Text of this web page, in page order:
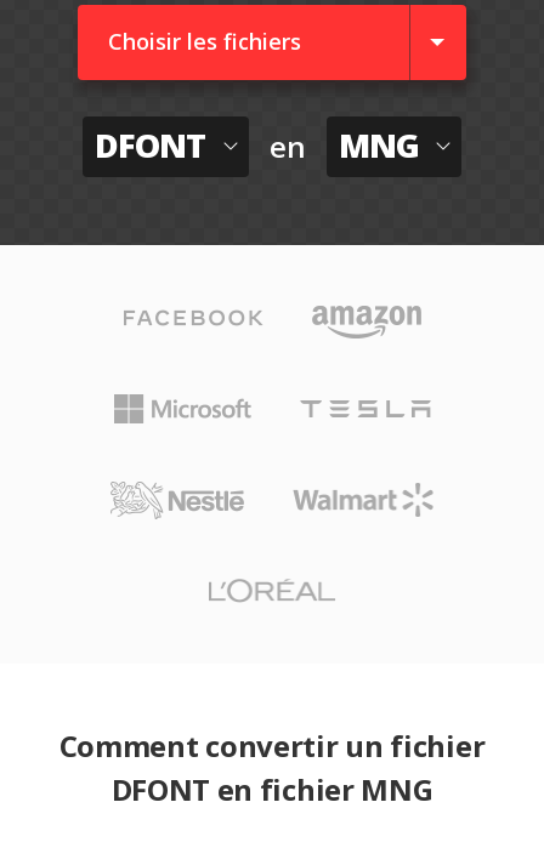
Choisir les fichiers
DFONT en MNG
Comment convertir un fichier
DFONT en fichier MNG